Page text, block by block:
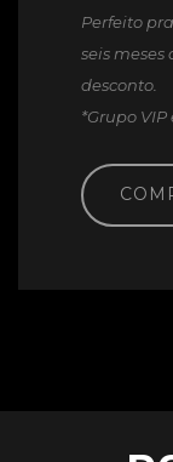
Perfeito
seis
desconto.
*Grupo